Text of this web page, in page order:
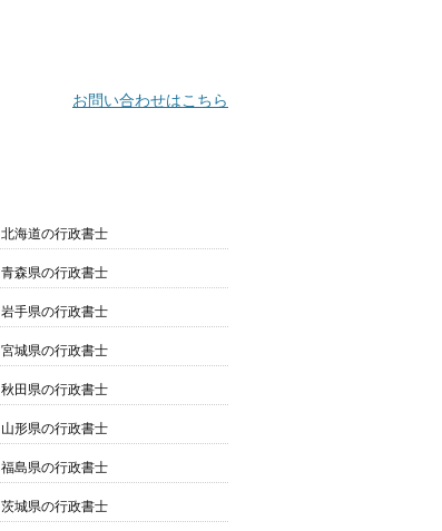
お問い合わせはこちら
北海道の行政書士
青森県の行政書士
岩手県の行政書士
宮城県の行政書士
秋田県の行政書士
山形県の行政書士
福島県の行政書士
茨城県の行政書士